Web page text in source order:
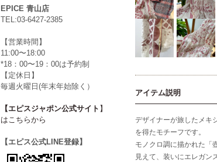
アイテム説明
デザイナーが旅したメキ
を得たモチーフです。
モノクロ調に描かれた「
見えて、装いにエレガン
EPICE 青山店
TEL:03-6427-2385
【営業時間】
11:00〜18:00
*18：00〜19：00は予約制
【定休日】
毎週火曜日(年末年始除く）
【エピスジャポン公式サイト 】
はこちらから
【エピス公式LINE登録】